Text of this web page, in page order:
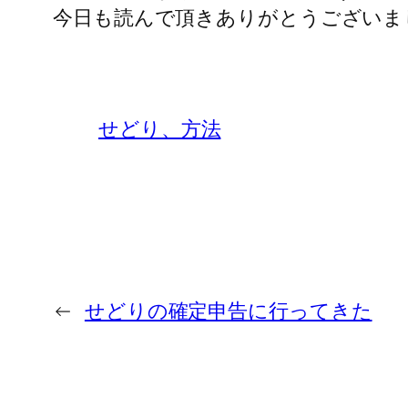
今日も読んで頂きありがとうござい
せどり、方法
← せどりの確定申告に行ってきた